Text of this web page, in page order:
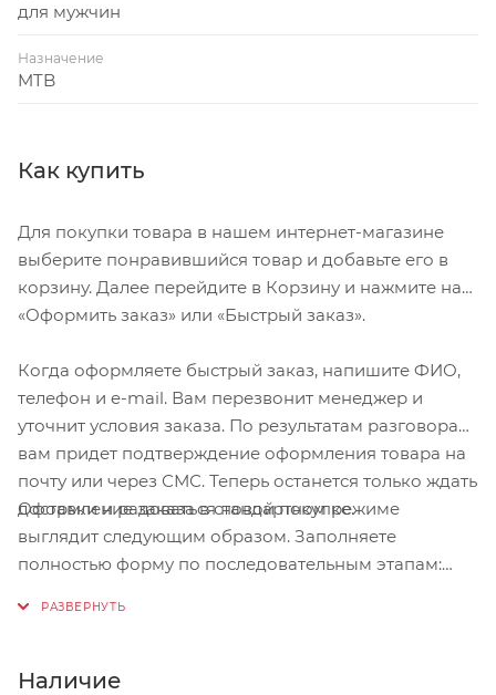
для мужчин
Назначение
MTB
Как купить
Для покупки товара в нашем интернет-магазине
выберите понравившийся товар и добавьте его в
корзину. Далее перейдите в Корзину и нажмите на
«Оформить заказ» или «Быстрый заказ».
Когда оформляете быстрый заказ, напишите ФИО,
телефон и e-mail. Вам перезвонит менеджер и
уточнит условия заказа. По результатам разговора
вам придет подтверждение оформления товара на
почту или через СМС. Теперь останется только ждать
доставки и радоваться новой покупке.
Оформление заказа в стандартном режиме
выглядит следующим образом. Заполняете
полностью форму по последовательным этапам:
Нажмите кнопку «Оформить заказ».
Наличие